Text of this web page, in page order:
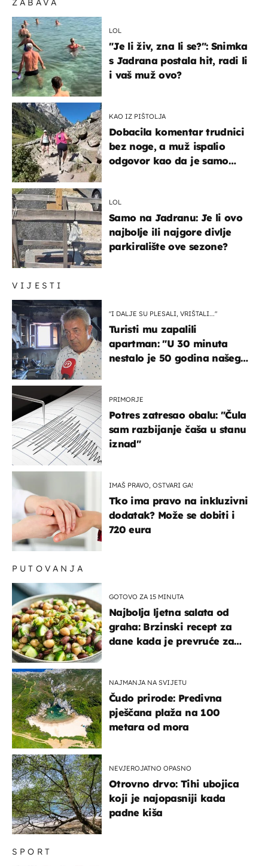
VIJESTI
"I DALJE SU PLESALI, VRIŠTALI..."
Turisti mu zapalili
apartman: "U 30 minuta
nestalo je 50 godina našeg
PRIMORJE
Potres zatresao obalu: "Čula
sam razbijanje čaša u stanu
iznad"
IMAŠ PRAVO, OSTVARI GA!
Tko ima pravo na inkluzivni
dodatak? Može se dobiti i
720 eura
ZABAVA
LOL
"Je li živ, zna li se?": Snimka
s Jadrana postala hit, radi li
i vaš muž ovo?
KAO IZ PIŠTOLJA
Dobacila komentar trudnici
bez noge, a muž ispalio
odgovor kao da je samo
LOL
Samo na Jadranu: Je li ovo
najbolje ili najgore divlje
parkiralište ove sezone?
SPORT
PUTOVANJA
GOTOVO ZA 15 MINUTA
Najbolja ljetna salata od
graha: Brzinski recept za
dane kada je prevruće za
NAJMANJA NA SVIJETU
Čudo prirode: Predivna
pješčana plaža na 100
metara od mora
NEVJEROJATNO OPASNO
Otrovno drvo: Tihi ubojica
koji je najopasniji kada
padne kiša